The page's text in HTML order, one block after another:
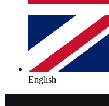
English